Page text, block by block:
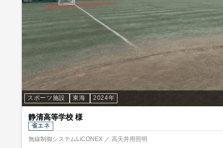
スポーツ施設 東海 2024年
静清高等学校 様
省エネ
無線制御システムLiCONEX ／ 高天井用照明